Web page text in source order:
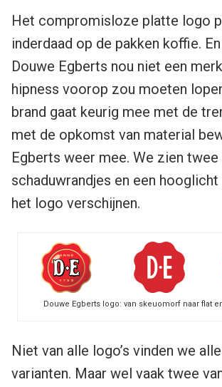
Het compromisloze platte logo
inderdaad op de pakken koffie.
Douwe Egberts nou niet een
hipness voorop zou moeten
brand gaat keurig mee met de
met de opkomst van material
Egberts weer mee. We zien twee
schaduwrandjes en een
het logo verschijnen.
Douwe Egberts logo: van skeuomorf naar flat
Niet van alle logo’s vinden we
varianten. Maar wel vaak twee